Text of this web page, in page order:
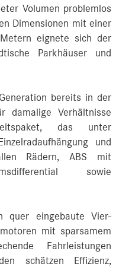
Volumen problemlos
Dimensionen mit einer
eignete sich der
Parkhäuser und
bereits in der
damalige Verhältnisse
das unter
und
Rädern, ABS mit
sowie
quer eingebaute Vier-
mit sparsamem
Fahrleistungen
schätzen Effizienz,